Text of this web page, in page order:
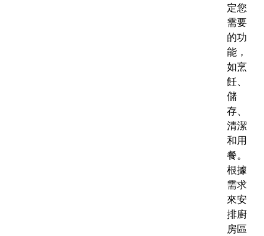
定您
需要
的功
能，
如烹
飪、
儲
存、
清潔
和用
餐。
根據
需求
來安
排廚
房區